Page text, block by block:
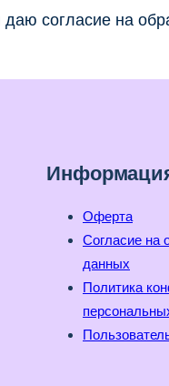
согласие на
Оферта
Согласие на
данных
Политика